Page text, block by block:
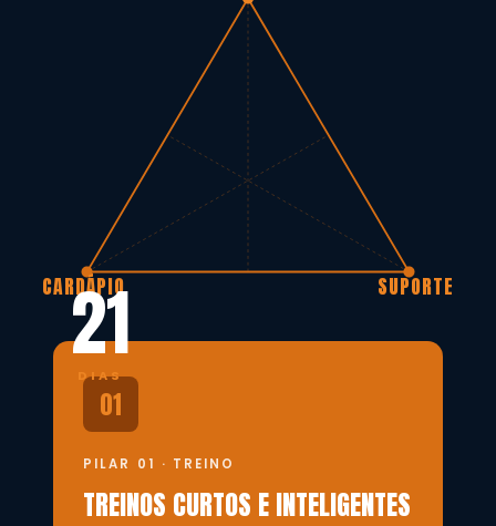
CARDÁPIO SUPORTE
21
DIAS
01
PILAR 01 · TREINO
TREINOS CURTOS E INTELIGENTES